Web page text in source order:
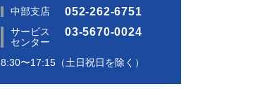
中部支店 052-262-6751
サービス
センター
03-5670-0024
8:30〜17:15（土日祝日を除く）